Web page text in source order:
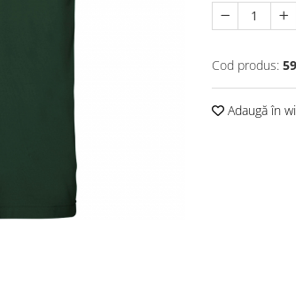
Cod produs:
Adaugă în